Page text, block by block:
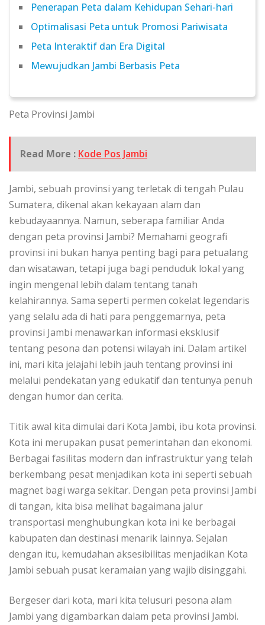
Penerapan Peta dalam Kehidupan Sehari-hari
Optimalisasi Peta untuk Promosi Pariwisata
Peta Interaktif dan Era Digital
Mewujudkan Jambi Berbasis Peta
Peta Provinsi Jambi
Read More : Kode Pos Jambi
Jambi, sebuah provinsi yang terletak di tengah Pulau
Sumatera, dikenal akan kekayaan alam dan
kebudayaannya. Namun, seberapa familiar Anda
dengan peta provinsi Jambi? Memahami geografi
provinsi ini bukan hanya penting bagi para petualang
dan wisatawan, tetapi juga bagi penduduk lokal yang
ingin mengenal lebih dalam tentang tanah
kelahirannya. Sama seperti permen cokelat legendaris
yang selalu ada di hati para penggemarnya, peta
provinsi Jambi menawarkan informasi eksklusif
tentang pesona dan potensi wilayah ini. Dalam artikel
ini, mari kita jelajahi lebih jauh tentang provinsi ini
melalui pendekatan yang edukatif dan tentunya penuh
dengan humor dan cerita.
Titik awal kita dimulai dari Kota Jambi, ibu kota provinsi.
Kota ini merupakan pusat pemerintahan dan ekonomi.
Berbagai fasilitas modern dan infrastruktur yang telah
berkembang pesat menjadikan kota ini seperti sebuah
magnet bagi warga sekitar. Dengan peta provinsi Jambi
di tangan, kita bisa melihat bagaimana jalur
transportasi menghubungkan kota ini ke berbagai
kabupaten dan destinasi menarik lainnya. Sejalan
dengan itu, kemudahan aksesibilitas menjadikan Kota
Jambi sebuah pusat keramaian yang wajib disinggahi.
Bergeser dari kota, mari kita telusuri pesona alam
Jambi yang digambarkan dalam peta provinsi Jambi.